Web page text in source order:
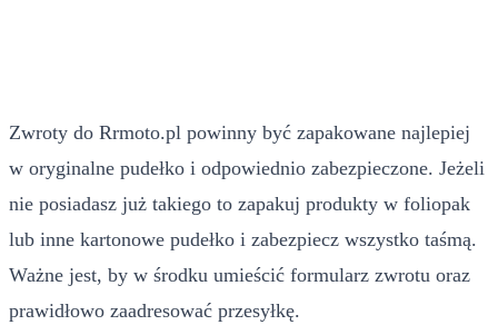
Zwroty do Rrmoto.pl powinny być zapakowane najlepiej
w oryginalne pudełko i odpowiednio zabezpieczone. Jeżeli
nie posiadasz już takiego to zapakuj produkty w foliopak
lub inne kartonowe pudełko i zabezpiecz wszystko taśmą.
Ważne jest, by w środku umieścić formularz zwrotu oraz
prawidłowo zaadresować przesyłkę.